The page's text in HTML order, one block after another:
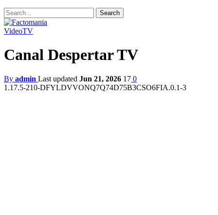
VideoTV
Canal Despertar TV
By admin Last updated Jun 21, 2026 17 0
1.17.5-210-DFYLDVVONQ7Q74D75B3CSO6FIA.0.1-3